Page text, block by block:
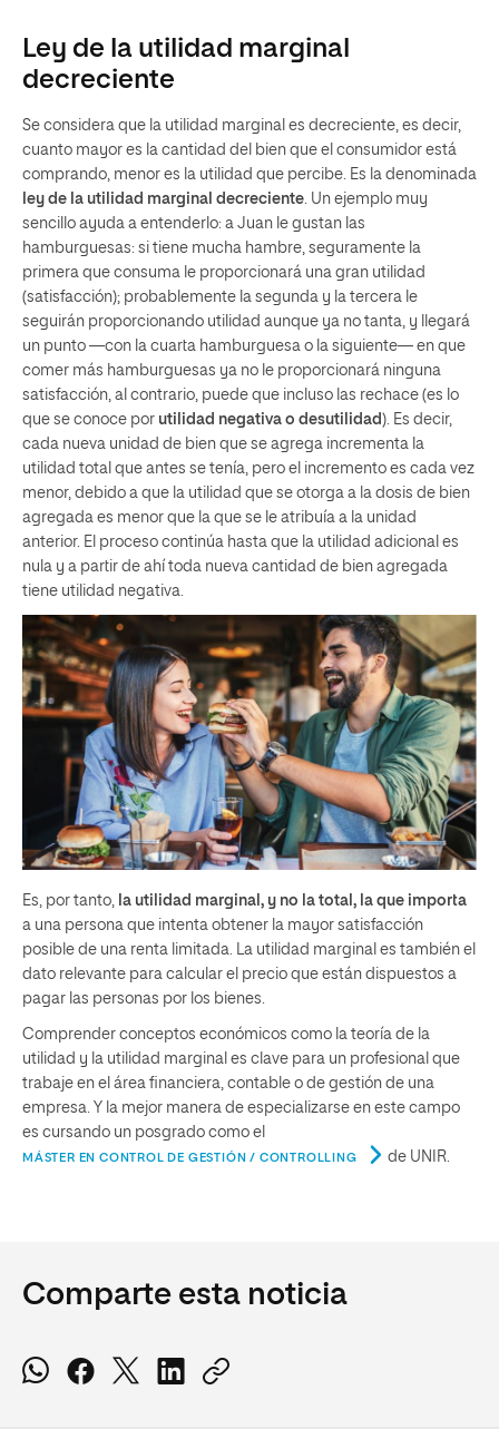
Ley de la utilidad marginal
decreciente
Se considera que la utilidad marginal es decreciente, es decir,
cuanto mayor es la cantidad del bien que el consumidor está
comprando, menor es la utilidad que percibe. Es la denominada
ley de la utilidad marginal decreciente. Un ejemplo muy
sencillo ayuda a entenderlo: a Juan le gustan las
hamburguesas: si tiene mucha hambre, seguramente la
primera que consuma le proporcionará una gran utilidad
(satisfacción); probablemente la segunda y la tercera le
seguirán proporcionando utilidad aunque ya no tanta, y llegará
un punto —con la cuarta hamburguesa o la siguiente— en que
comer más hamburguesas ya no le proporcionará ninguna
satisfacción, al contrario, puede que incluso las rechace (es lo
que se conoce por utilidad negativa o desutilidad). Es decir,
cada nueva unidad de bien que se agrega incrementa la
utilidad total que antes se tenía, pero el incremento es cada vez
menor, debido a que la utilidad que se otorga a la dosis de bien
agregada es menor que la que se le atribuía a la unidad
anterior. El proceso continúa hasta que la utilidad adicional es
nula y a partir de ahí toda nueva cantidad de bien agregada
tiene utilidad negativa.
Es, por tanto, la utilidad marginal, y no la total, la que importa
a una persona que intenta obtener la mayor satisfacción
posible de una renta limitada. La utilidad marginal es también el
dato relevante para calcular el precio que están dispuestos a
pagar las personas por los bienes.
Comprender conceptos económicos como la teoría de la
utilidad y la utilidad marginal es clave para un profesional que
trabaje en el área financiera, contable o de gestión de una
empresa. Y la mejor manera de especializarse en este campo
es cursando un posgrado como el
MÁSTER EN CONTROL DE GESTIÓN / CONTROLLING de UNIR.
Comparte esta noticia